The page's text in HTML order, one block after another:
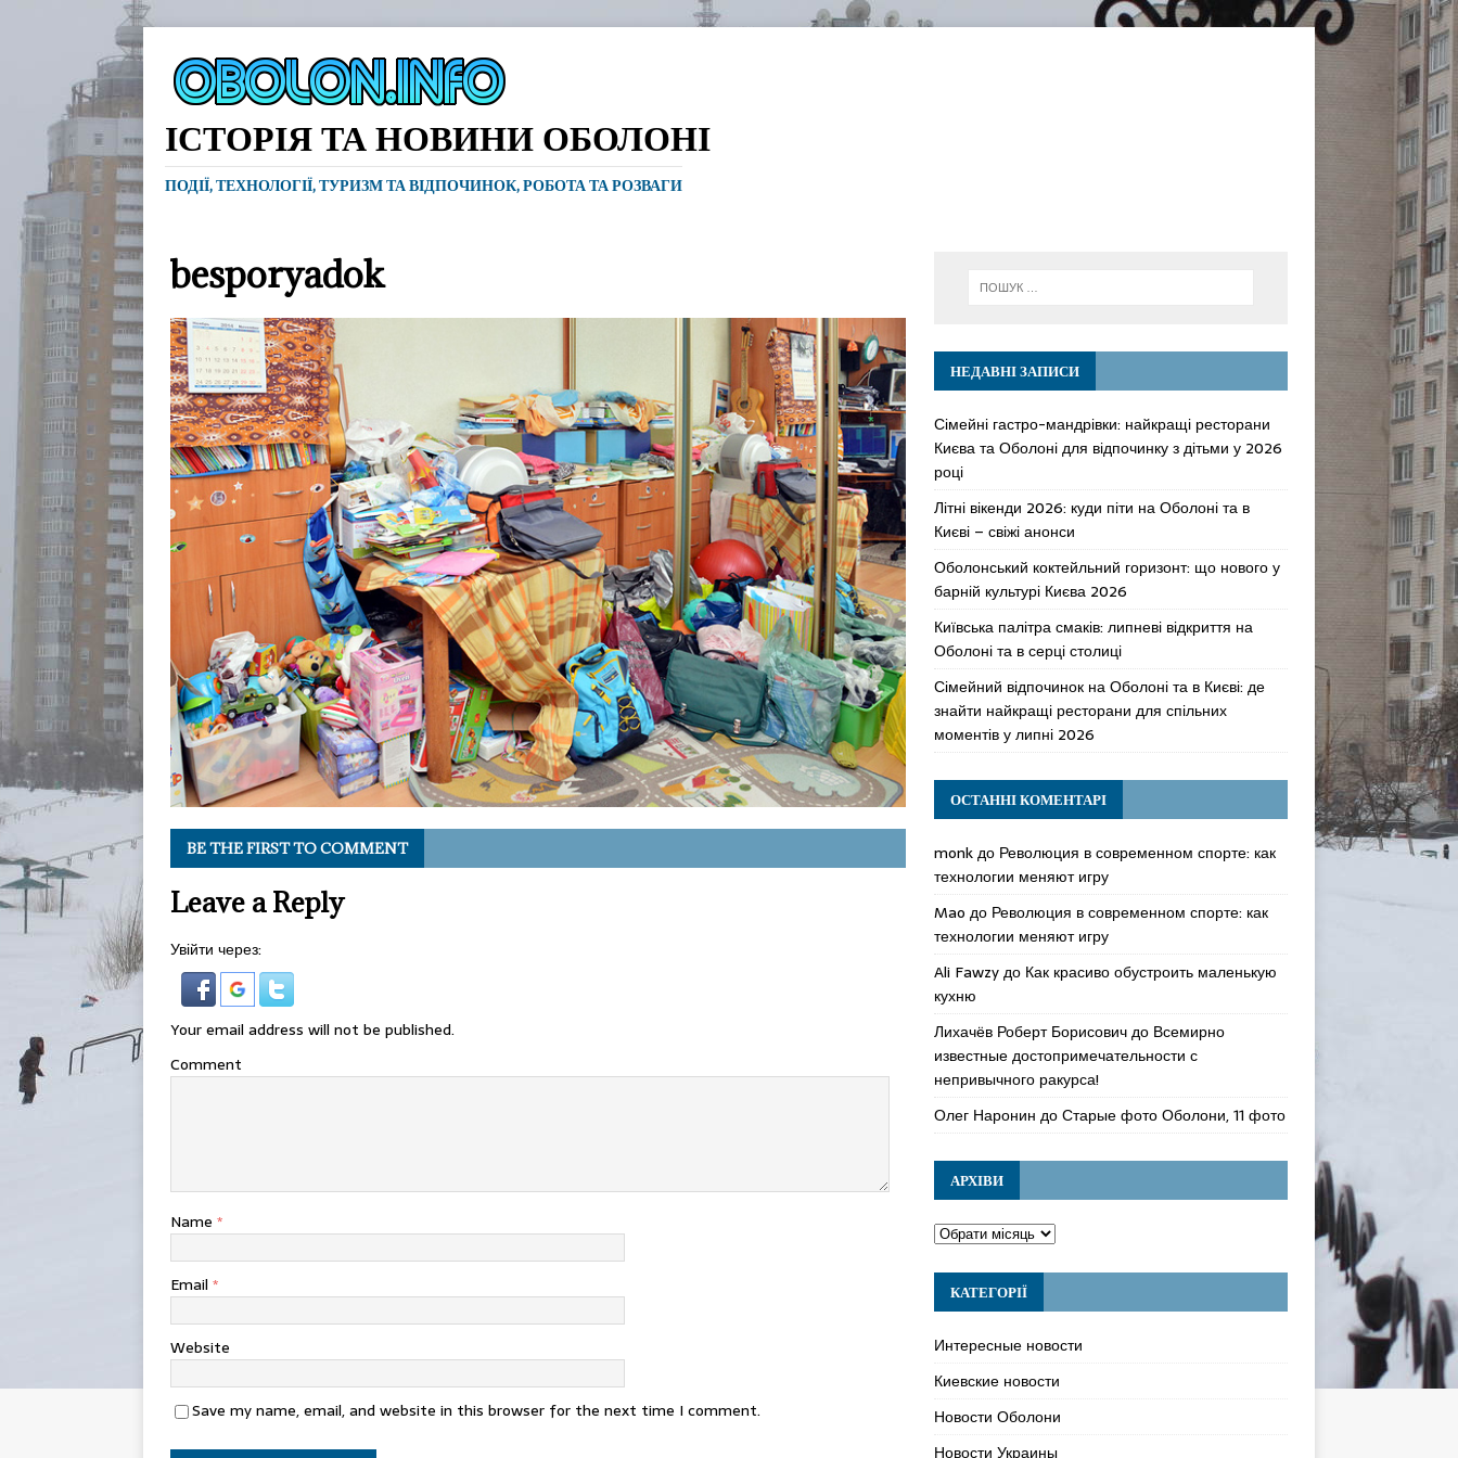
ІСТОРІЯ ТА НОВИНИ ОБОЛОНІ
ПОДІЇ, ТЕХНОЛОГІЇ, ТУРИЗМ ТА ВІДПОЧИНОК, РОБОТА ТА РОЗВАГИ
besporyadok
BE THE FIRST TO COMMENT
Leave a Reply
Увійти через:
Your email address will not be published.
Comment
Name *
Email *
Website
Save my name, email, and website in this browser for the next time I comment.
НЕДАВНІ ЗАПИСИ
Сімейні гастро-мандрівки: найкращі ресторани
Києва та Оболоні для відпочинку з дітьми у 2026
році
Літні вікенди 2026: куди піти на Оболоні та в
Києві – свіжі анонси
Оболонський коктейльний горизонт: що нового у
барній культурі Києва 2026
Київська палітра смаків: липневі відкриття на
Оболоні та в серці столиці
Сімейний відпочинок на Оболоні та в Києві: де
знайти найкращі ресторани для спільних
моментів у липні 2026
ОСТАННІ КОМЕНТАРІ
monkдо Революция в современном спорте: как
технологии меняют игру
Mao до Революция в современном спорте: как
технологии меняют игру
Ali Fawzyдо Как красиво обустроить маленькую
кухню
Лихачёв Роберт Борисовичдо Всемирно
известные достопримечательности с
непривычного ракурса!
Олег Наронин доСтарые фото Оболони, 11 фото
АРХІВИ
КАТЕГОРІЇ
Интересные новости
Киевские новости
Новости Оболони
Новости Украины